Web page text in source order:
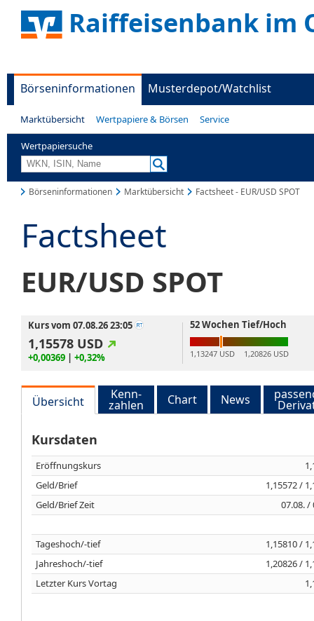
Raiffeisenbank im
Börseninformationen Musterdepot/Watchlist
Marktübersicht Wertpapiere & Börsen Service
Wertpapiersuche
Börseninformationen Marktübersicht Factsheet - EUR/USD SPOT
Factsheet
EUR/USD SPOT
Kurs vom 07.08.26 23:05
1,15578 USD
+0,00369 | +0,32%
52 Wochen Tief/Hoch
1,13247 USD 1,20826 USD
Übersicht Kenn-
zahlen Chart News
Kursdaten
Eröffnungskurs
Geld/Brief
1,15572 /
Geld/Brief Zeit
07.08. /
Tageshoch/-tief
1,15810 /
Jahreshoch/-tief
1,20826 /
Letzter Kurs Vortag